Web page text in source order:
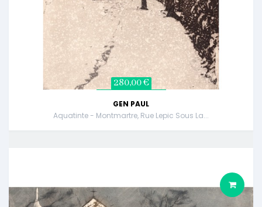
280,00 €
GEN PAUL
Aquatinte - Montmartre, Rue Lepic Sous La...